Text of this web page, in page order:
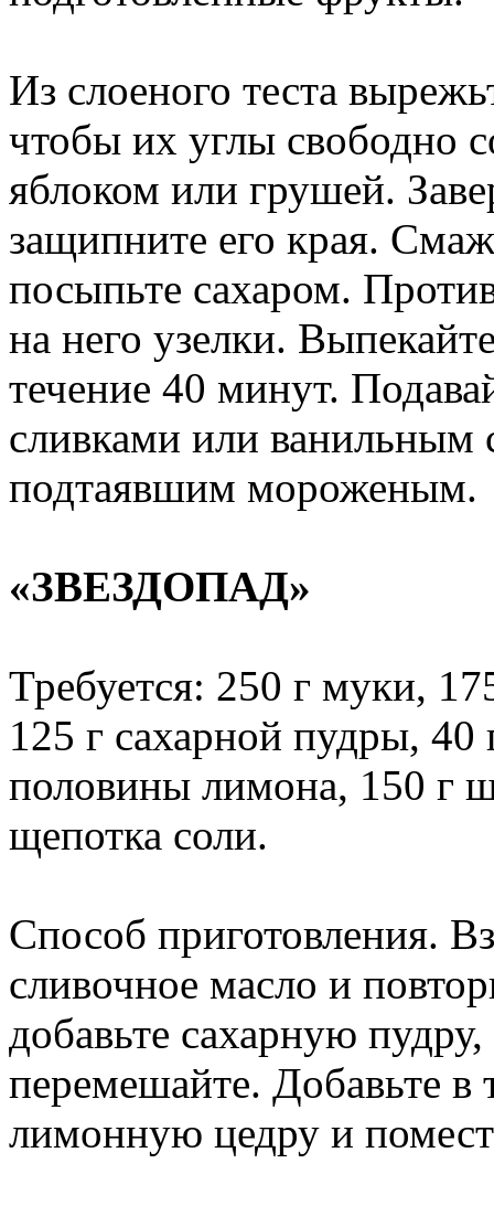
Из слоеного теста
чтобы их углы свободно
яблоком или грушей.
защипните его края.
посыпьте сахаром.
на него узелки.
течение 40 минут.
сливками или ванильным
подтаявшим мороженым.
«ЗВЕЗДОПАД»
Требуется: 250 г муки,
125 г сахарной пудры, 40
половины лимона, 150 г
щепотка соли.
Способ приготовления.
сливочное масло и
добавьте сахарную
перемешайте. Добавьте в
лимонную цедру и